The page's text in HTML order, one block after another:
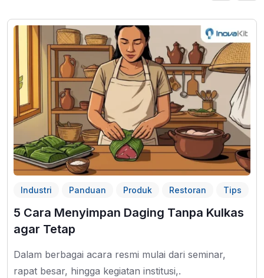
Industri Panduan Produk Restoran Tips
5 Cara Menyimpan Daging Tanpa Kulkas
agar Tetap
Dalam berbagai acara resmi mulai dari seminar,
rapat besar, hingga kegiatan institusi,.